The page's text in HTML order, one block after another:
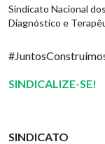
Sindicato Nacional
Diagnóstico e
SINDICALIZE-SE!
SINDICATO